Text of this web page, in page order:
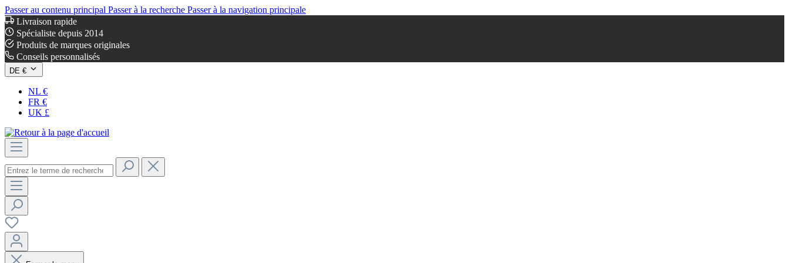
Passer au contenu principal Passer à la recherche Passer à la navigation principale
Livraison rapide
Spécialiste depuis 2014
Produits de marques originales
Conseils personnalisés
DE €
NL €
FR €
UK £